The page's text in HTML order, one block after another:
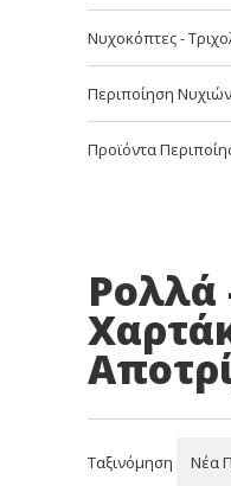
Νυχοκόπτες -
Περιποίηση Νυχιών
Προϊόντα
Ρολλά
Ταξινόμηση Νέα